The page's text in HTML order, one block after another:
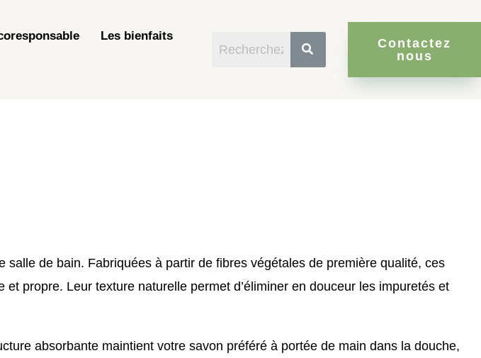
Les bienfaits
Contactez
nous
salle de bain. Fabriquées à partir de fibres végétales de première qualité, ces
propre. Leur texture naturelle permet d’éliminer en douceur les impuretés et
absorbante maintient votre savon préféré à portée de main dans la douche,